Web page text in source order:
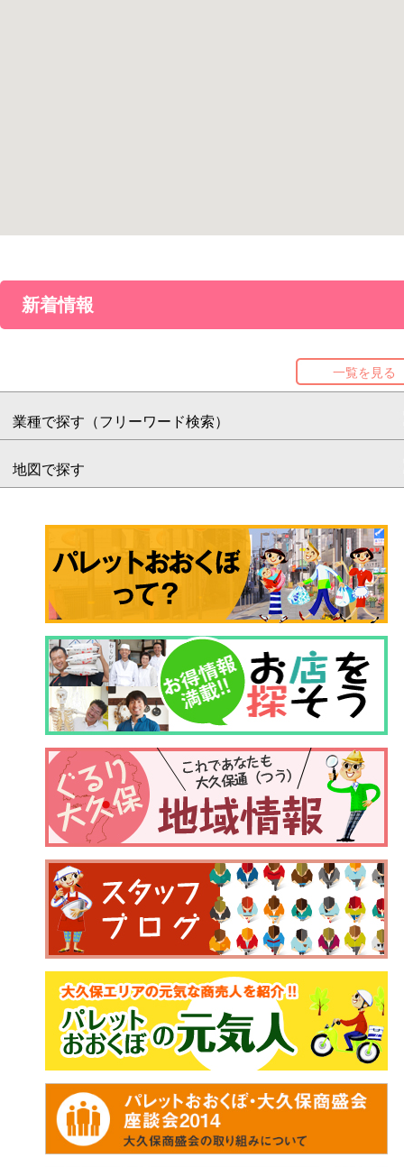
新着情報
一覧を見る
業種で探す（フリーワード検索）
地図で探す